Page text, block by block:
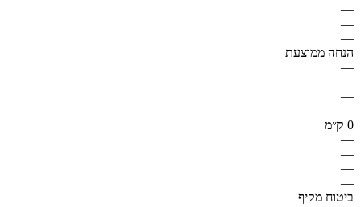
—
—
—
הנחה ממוצעת
—
—
—
—
0 ק״מ
—
—
—
—
ביטוח מקיף